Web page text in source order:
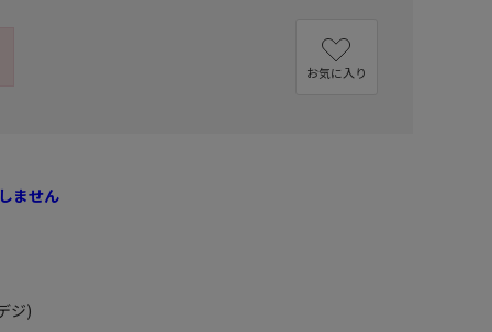
お気に入り
ません
ジ)